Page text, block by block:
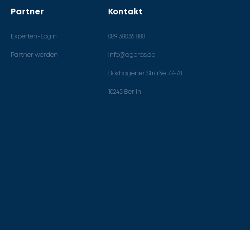
Partner
Experten-Login
Partner werden
Kontakt
089 38036 880
info@ageras.de
Boxhagener Straße 77-78
10245 Berlin